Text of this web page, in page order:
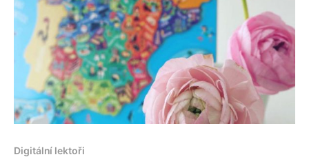
Digitální lektoři